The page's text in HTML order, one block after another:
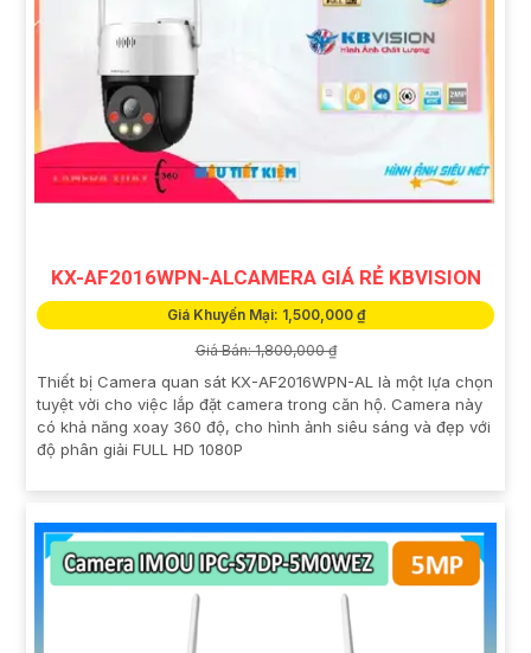
KX-AF2016WPN-ALCAMERA GIÁ RẺ KBVISION
Giá Khuyến Mại: 1,500,000 ₫
Giá Bán: 1,800,000 ₫
Thiết bị Camera quan sát KX-AF2016WPN-AL là một lựa chọn
tuyệt vời cho việc lắp đặt camera trong căn hộ. Camera này
có khả năng xoay 360 độ, cho hình ảnh siêu sáng và đẹp với
độ phân giải FULL HD 1080P